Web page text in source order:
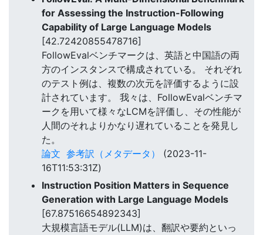
for Assessing the Instruction-Following
Capability of Large Language Models
[42.72420855478716]
FollowEvalベンチマークは、英語と中国語の両
方のインスタンスで構成されている。 それぞれ
のテスト例は、複数の次元を評価するように設
計されています。 我々は、FollowEvalベンチマ
ークを用いて様々なLCMを評価し、その性能が
人間のそれよりかなり遅れていることを発見し
た。
論文 参考訳（メタデータ）
(2023-11-
16T11:53:31Z)
Instruction Position Matters in Sequence
Generation with Large Language Models
[67.87516654892343]
大規模言語モデル(LLM)は、翻訳や要約といっ